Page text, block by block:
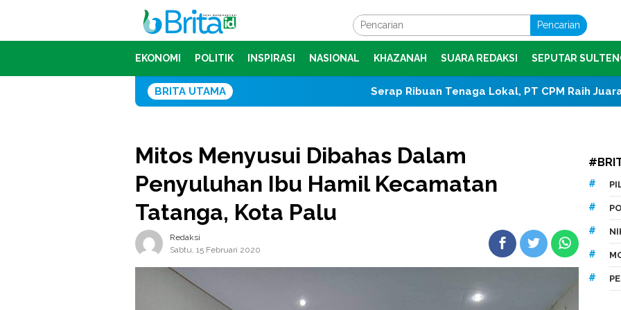
Pencarian
EKONOMI POLITIK INSPIRASI NASIONAL KHAZANAH SUARA REDAKSI SEPUTAR
BRITA UTAMA Serap Ribuan Tenaga Lokal, PT CPM Raih Juara I Jamsostek
Mitos Menyusui Dibahas Dalam
Penyuluhan Ibu Hamil Kecamatan
Tatanga, Kota Palu
Redaksi
Sabtu, 15 Februari 2020